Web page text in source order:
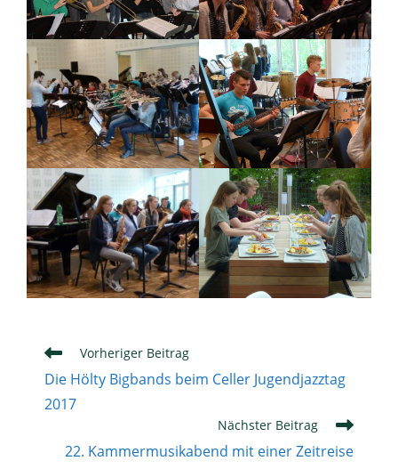
Weitere
ansehen
Vorheriger Beitrag
Die Hölty Bigbands beim Celler Jugendjazztag
2017
Nächster Beitrag
22. Kammermusikabend mit einer Zeitreise